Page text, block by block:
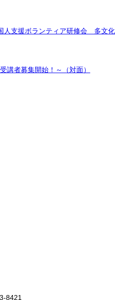
支援ボランティア研修会 多文
講者募集開始！～（対面）
8421